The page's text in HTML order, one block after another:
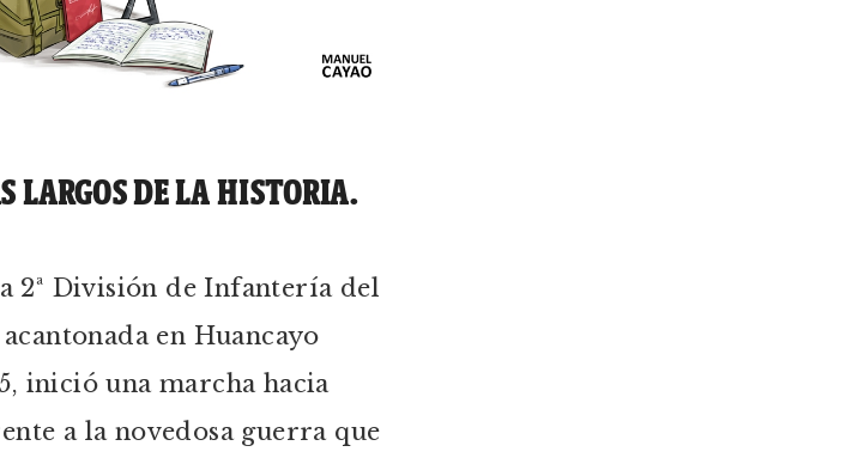
LARGOS DE LA HISTORIA.
2ª División de Infantería del
en Huancayo
inició una marcha hacia
a la novedosa guerra que